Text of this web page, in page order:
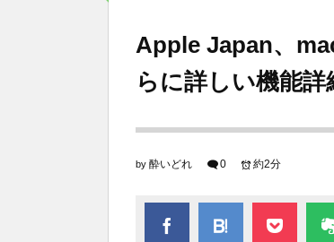
Apple Japan、
らに詳しい機能
by 酔いどれ 0 約2分